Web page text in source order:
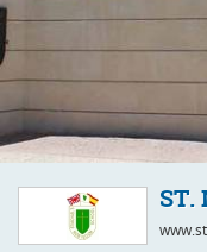
ST.